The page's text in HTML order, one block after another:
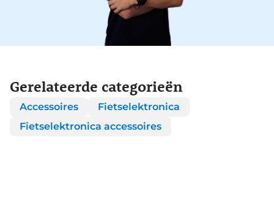
Gerelateerde categorieën
Accessoires
Fietselektronica
Fietselektronica accessoires